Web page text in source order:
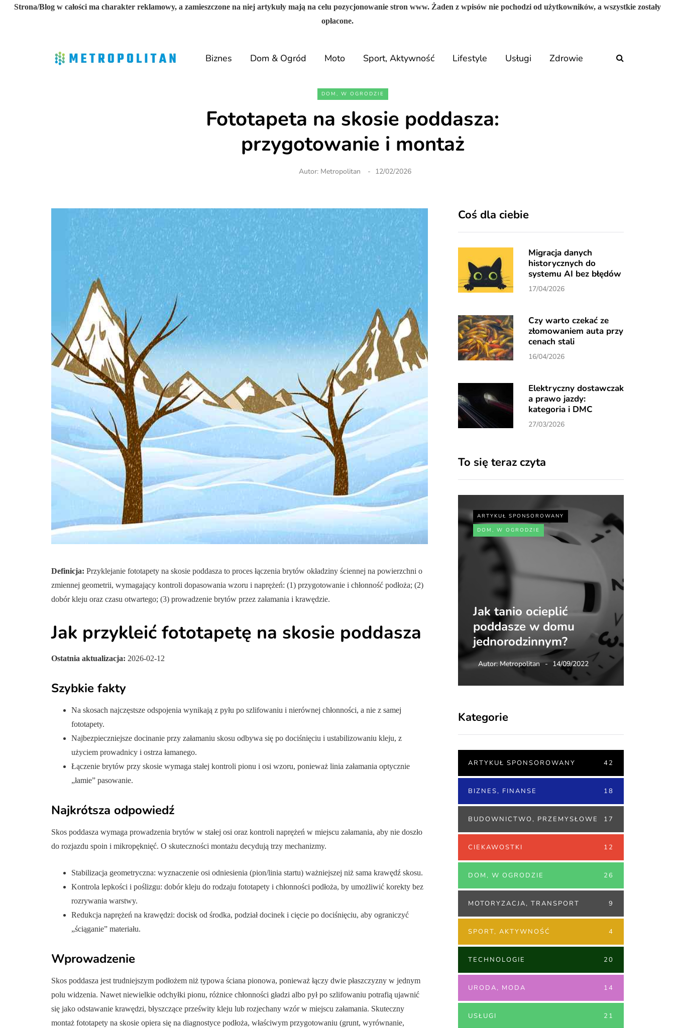
Strona/Blog w całości ma charakter reklamowy, a zamieszczone na niej artykuły mają na celu pozycjonowanie stron www. Żaden z wpisów nie pochodzi od użytkowników, a wszystkie zostały
opłacone.
Biznes Dom & Ogród Moto Sport, Aktywność Lifestyle Usługi Zdrowie
DOM, W OGRODZIE
Fototapeta na skosie poddasza:
przygotowanie i montaż
Autor: Metropolitan 12/02/2026
Definicja: Przyklejanie fototapety na skosie poddasza to proces łączenia brytów okładziny ściennej na powierzchni o
zmiennej geometrii, wymagający kontroli dopasowania wzoru i naprężeń: (1) przygotowanie i chłonność podłoża; (2)
dobór kleju oraz czasu otwartego; (3) prowadzenie brytów przez załamania i krawędzie.
Jak przykleić fototapetę na skosie poddasza
Ostatnia aktualizacja: 2026-02-12
Szybkie fakty
Na skosach najczęstsze odspojenia wynikają z pyłu po szlifowaniu i nierównej chłonności, a nie z samej
fototapety.
Najbezpieczniejsze docinanie przy załamaniu skosu odbywa się po dociśnięciu i ustabilizowaniu kleju, z
użyciem prowadnicy i ostrza łamanego.
Łączenie brytów przy skosie wymaga stałej kontroli pionu i osi wzoru, ponieważ linia załamania optycznie
„łamie” pasowanie.
Najkrótsza odpowiedź
Skos poddasza wymaga prowadzenia brytów w stałej osi oraz kontroli naprężeń w miejscu załamania, aby nie doszło
do rozjazdu spoin i mikropęknięć. O skuteczności montażu decydują trzy mechanizmy.
Stabilizacja geometryczna: wyznaczenie osi odniesienia (pion/linia startu) ważniejszej niż sama krawędź skosu.
Kontrola lepkości i poślizgu: dobór kleju do rodzaju fototapety i chłonności podłoża, by umożliwić korekty bez
rozrywania warstwy.
Redukcja naprężeń na krawędzi: docisk od środka, podział docinek i cięcie po dociśnięciu, aby ograniczyć
„ściąganie” materiału.
Wprowadzenie
Skos poddasza jest trudniejszym podłożem niż typowa ściana pionowa, ponieważ łączy dwie płaszczyzny w jednym
polu widzenia. Nawet niewielkie odchyłki pionu, różnice chłonności gładzi albo pył po szlifowaniu potrafią ujawnić
się jako odstawanie krawędzi, błyszczące prześwity kleju lub rozjechany wzór w miejscu załamania. Skuteczny
montaż fototapety na skosie opiera się na diagnostyce podłoża, właściwym przygotowaniu (grunt, wyrównanie,
Coś dla ciebie
Migracja danych
historycznych do
systemu AI bez błędów
17/04/2026
Czy warto czekać ze
złomowaniem auta przy
cenach stali
16/04/2026
Elektryczny dostawczak
a prawo jazdy:
kategoria i DMC
27/03/2026
To się teraz czyta
ARTYKUŁ SPONSOROWANY
Spirulina – co czyni ją
super jedzeniem?
Autor:
zdrowego stylu życia
dla seniorów
ARTYKUŁ SPONSOROWANY
DOM, W OGRODZIE
Jak tanio ocieplić
poddasze w domu
jednorodzinnym?
Autor: Metropolitan 14/09/2022
Kategorie
ARTYKUŁ SPONSOROWANY 42
BIZNES, FINANSE 18
BUDOWNICTWO, PRZEMYSŁOWE 17
CIEKAWOSTKI 12
DOM, W OGRODZIE 26
MOTORYZACJA, TRANSPORT 9
SPORT, AKTYWNOŚĆ 4
TECHNOLOGIE 20
URODA, MODA 14
USŁUGI 21